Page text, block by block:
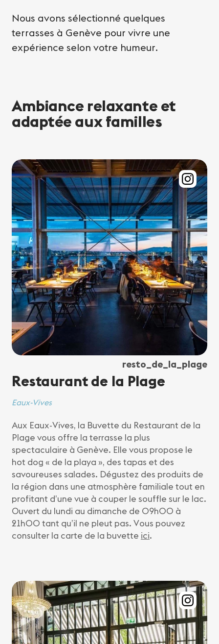
Nous avons sélectionné quelques
terrasses à Genève pour vivre une
expérience selon votre humeur.
Ambiance relaxante et
adaptée aux familles
resto_de_la_plage
Restaurant de la Plage
Eaux-Vives
Aux Eaux-Vives, la Buvette du Restaurant de la
Plage vous offre la terrasse la plus
spectaculaire à Genève. Elle vous propose le
hot dog « de la playa », des tapas et des
savoureuses salades. Dégustez des produits de
la région dans une atmosphère familiale tout en
profitant d’une vue à couper le souffle sur le lac.
Ouvert du lundi au dimanche de 09h00 à
21h00 tant qu’il ne pleut pas. Vous pouvez
consulter la carte de la buvette ici.